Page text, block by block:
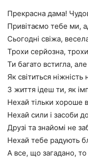
Прекрасна дама!
Привітаємо тебе ми,
Сьогодні свіжа,
Трохи серйозна,
Ти багато встигла,
Як світиться ніжність
З життя ідеш ти, як
Нехай тільки хороше
Нехай сили і засоби
Друзі та знайомі не
Нехай тебе радують
А все, що загадано, то